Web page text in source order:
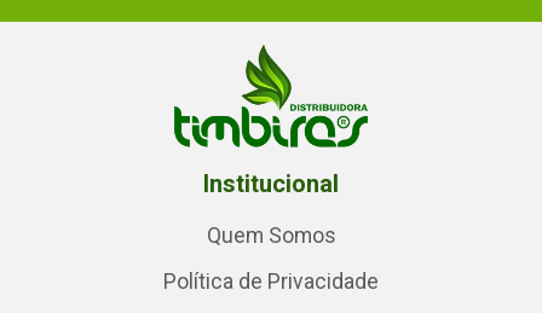
Institucional
Quem Somos
Política de Privacidade